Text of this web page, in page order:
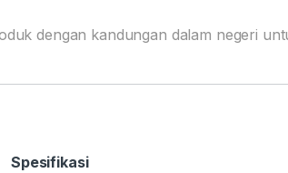
dengan kandungan dalam negeri
Spesifikasi